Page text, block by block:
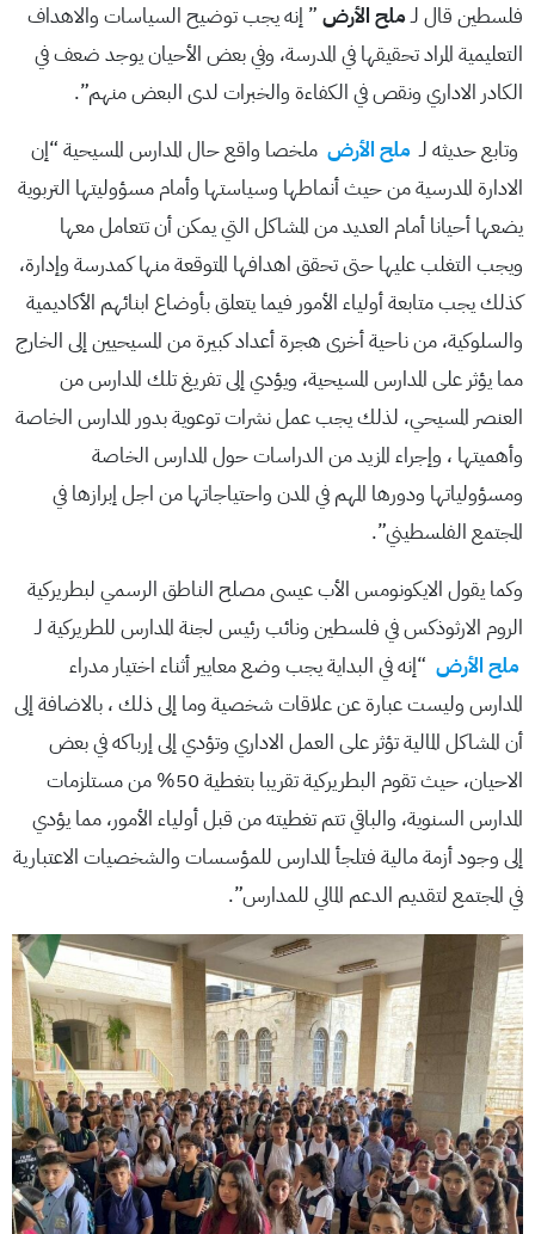
فلسطين قال لـملح الأرض ” إنه يجب توضيح السياسات والاهداف
التعليمية المراد تحقيقها في المدرسة، وفي بعض الأحيان يوجد ضعف في
الكادر الاداري ونقص في الكفاءة والخبرات لدى البعض منهم”.
وتابع حديثه لـ ملح الأرض ملخصا واقع حال المدارس المسيحية “إن
الادارة المدرسية من حيث أنماطها وسياستها وأمام مسؤوليتها التربوية
يضعها أحيانا أمام العديد من المشاكل التي يمكن أن تتعامل معها
ويجب التغلب عليها حتى تحقق اهدافها المتوقعة منها كمدرسة وإدارة،
كذلك يجب متابعة أولياء الأمور فيما يتعلق بأوضاع ابنائهم الأكاديمية
والسلوكية، من ناحية أخرى هجرة أعداد كبيرة من المسيحيين إلى الخارج
مما يؤثر على المدارس المسيحية، ويؤدي إلى تفريغ تلك المدارس من
العنصر المسيحي، لذلك يجب عمل نشرات توعوية بدور المدارس الخاصة
وأهميتها ، وإجراء المزيد من الدراسات حول المدارس الخاصة
ومسؤولياتها ودورها المهم في المدن واحتياجاتها من اجل إبرازها في
المجتمع الفلسطيني”.
وكما يقول الايكونومس الأب عيسى مصلح الناطق الرسمي لبطريركية
الروم الارثوذكس في فلسطين ونائب رئيس لجنة المدارس للطريركية لـ
ملح الأرض “إنه في البداية يجب وضع معايير أثناء اختيار مدراء
المدارس وليست عبارة عن علاقات شخصية وما إلى ذلك ، بالاضافة إلى
أن المشاكل المالية تؤثر على العمل الاداري وتؤدي إلى إرباكه في بعض
الاحيان، حيث تقوم البطريركية تقريبا بتغطية 50% من مستلزمات
المدارس السنوية، والباقي تتم تغطيته من قبل أولياء الأمور، مما يؤدي
إلى وجود أزمة مالية فتلجأ المدارس للمؤسسات والشخصيات الاعتبارية
في المجتمع لتقديم الدعم المالي للمدارس”.